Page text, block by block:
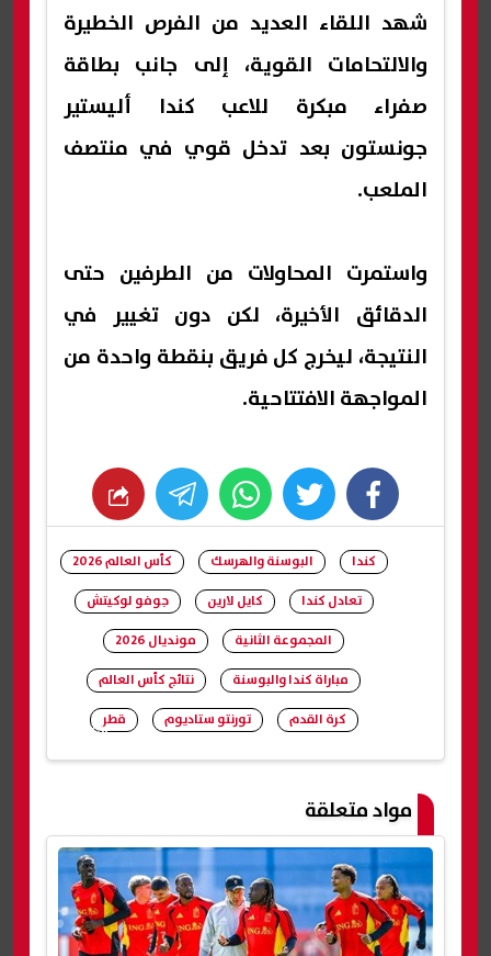
شهد اللقاء العديد من الفرص الخطيرة
والالتحامات القوية، إلى جانب بطاقة
صفراء مبكرة للاعب كندا أليستير
جونستون بعد تدخل قوي في منتصف
الملعب.
واستمرت المحاولات من الطرفين حتى
الدقائق الأخيرة، لكن دون تغيير في
النتيجة، ليخرج كل فريق بنقطة واحدة من
المواجهة الافتتاحية.
facebook
twitter
whats
شارك
كندا البوسنة والهرسك
كأس العالم 2026
تعادل كندا
كايل لارين
جوفو لوكيتش
المجموعة الثانية
مونديال 2026
مباراة كندا والبوسنة
نتائج كأس العالم
كرة القدم
تورنتو ستاديوم قطر
مواد متعلقة